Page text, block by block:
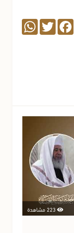
Facebook
Twitter
WhatsApp